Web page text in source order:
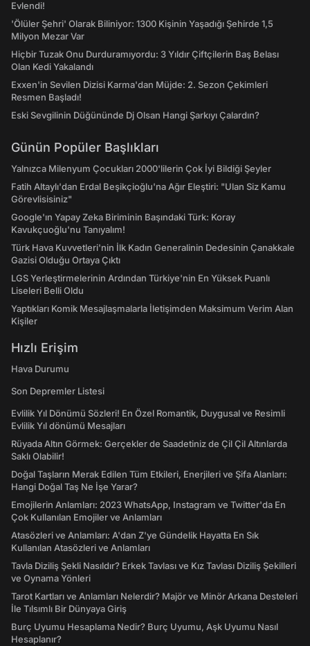
Evlendi!
'Ölüler Şehri' Olarak Biliniyor: 1300 Kişinin Yaşadığı Şehirde 1,5
Milyon Mezar Var
Hiçbir Tuzak Onu Durduramıyordu: 3 Yıldır Çiftçilerin Baş Belası
Olan Kedi Yakalandı
Exxen'in Sevilen Dizisi Karma'dan Müjde: 2. Sezon Çekimleri
Resmen Başladı!
Eski Sevgilinin Düğününde Dj Olsan Hangi Şarkıyı Çalardın?
Günün Popüler Başlıkları
Yalnızca Milenyum Çocukları 2000'lilerin Çok İyi Bildiği Şeyler
Fatih Altaylı'dan Erdal Beşikçioğlu'na Ağır Eleştiri: "Ulan Siz Kamu
Görevlisisiniz"
Google'ın Yapay Zeka Biriminin Başındaki Türk: Koray
Kavukçuoğlu'nu Tanıyalım!
Türk Hava Kuvvetleri'nin İlk Kadın Generalinin Dedesinin Çanakkale
Gazisi Olduğu Ortaya Çıktı
LGS Yerleştirmelerinin Ardından Türkiye'nin En Yüksek Puanlı
Liseleri Belli Oldu
Yaptıkları Komik Mesajlaşmalarla İletişimden Maksimum Verim Alan
Kişiler
Hızlı Erişim
Hava Durumu
Son Depremler Listesi
Evlilik Yıl Dönümü Sözleri! En Özel Romantik, Duygusal ve Resimli
Evlilik Yıl dönümü Mesajları
Rüyada Altın Görmek: Gerçekler de Saadetiniz de Çil Çil Altınlarda
Saklı Olabilir!
Doğal Taşların Merak Edilen Tüm Etkileri, Enerjileri ve Şifa Alanları:
Hangi Doğal Taş Ne İşe Yarar?
Emojilerin Anlamları: 2023 WhatsApp, Instagram ve Twitter'da En
Çok Kullanılan Emojiler ve Anlamları
Atasözleri ve Anlamları: A'dan Z'ye Gündelik Hayatta En Sık
Kullanılan Atasözleri ve Anlamları
Tavla Diziliş Şekli Nasıldır? Erkek Tavlası ve Kız Tavlası Diziliş Şekilleri
ve Oynama Yönleri
Tarot Kartları ve Anlamları Nelerdir? Majör ve Minör Arkana Desteleri
İle Tılsımlı Bir Dünyaya Giriş
Burç Uyumu Hesaplama Nedir? Burç Uyumu, Aşk Uyumu Nasıl
Hesaplanır?